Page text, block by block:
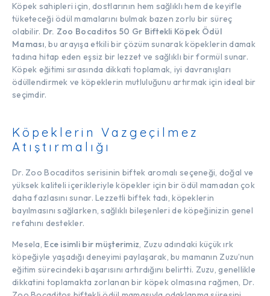
Köpek sahipleri için, dostlarının hem sağlıklı hem de keyifle
tüketeceği ödül mamalarını bulmak bazen zorlu bir süreç
olabilir. Dr. Zoo Bocaditos 50 Gr Biftekli Köpek Ödül
Maması, bu arayışa etkili bir çözüm sunarak köpeklerin damak
tadına hitap eden eşsiz bir lezzet ve sağlıklı bir formül sunar.
Köpek eğitimi sırasında dikkati toplamak, iyi davranışları
ödüllendirmek ve köpeklerin mutluluğunu artırmak için ideal bir
seçimdir.
Köpeklerin Vazgeçilmez
Atıştırmalığı
Dr. Zoo Bocaditos serisinin biftek aromalı seçeneği, doğal ve
yüksek kaliteli içerikleriyle köpekler için bir ödül mamadan çok
daha fazlasını sunar. Lezzetli biftek tadı, köpeklerin
bayılmasını sağlarken, sağlıklı bileşenleri de köpeğinizin genel
refahını destekler.
Mesela, Ece isimli bir müşterimiz, Zuzu adındaki küçük ırk
köpeğiyle yaşadığı deneyimi paylaşarak, bu mamanın Zuzu’nun
eğitim sürecindeki başarısını artırdığını belirtti. Zuzu, genellikle
dikkatini toplamakta zorlanan bir köpek olmasına rağmen, Dr.